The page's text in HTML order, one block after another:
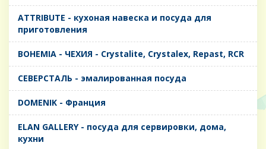
ATTRIBUTE - кухоная навеска и посуда для
приготовления
BOHEMIA - ЧЕХИЯ - Crystalite, Crystalex, Repast, RCR
CЕВЕРСТАЛЬ - эмалированная посуда
DOMENIK - Франция
ELAN GALLERY - посуда для сервировки, дома,
кухни